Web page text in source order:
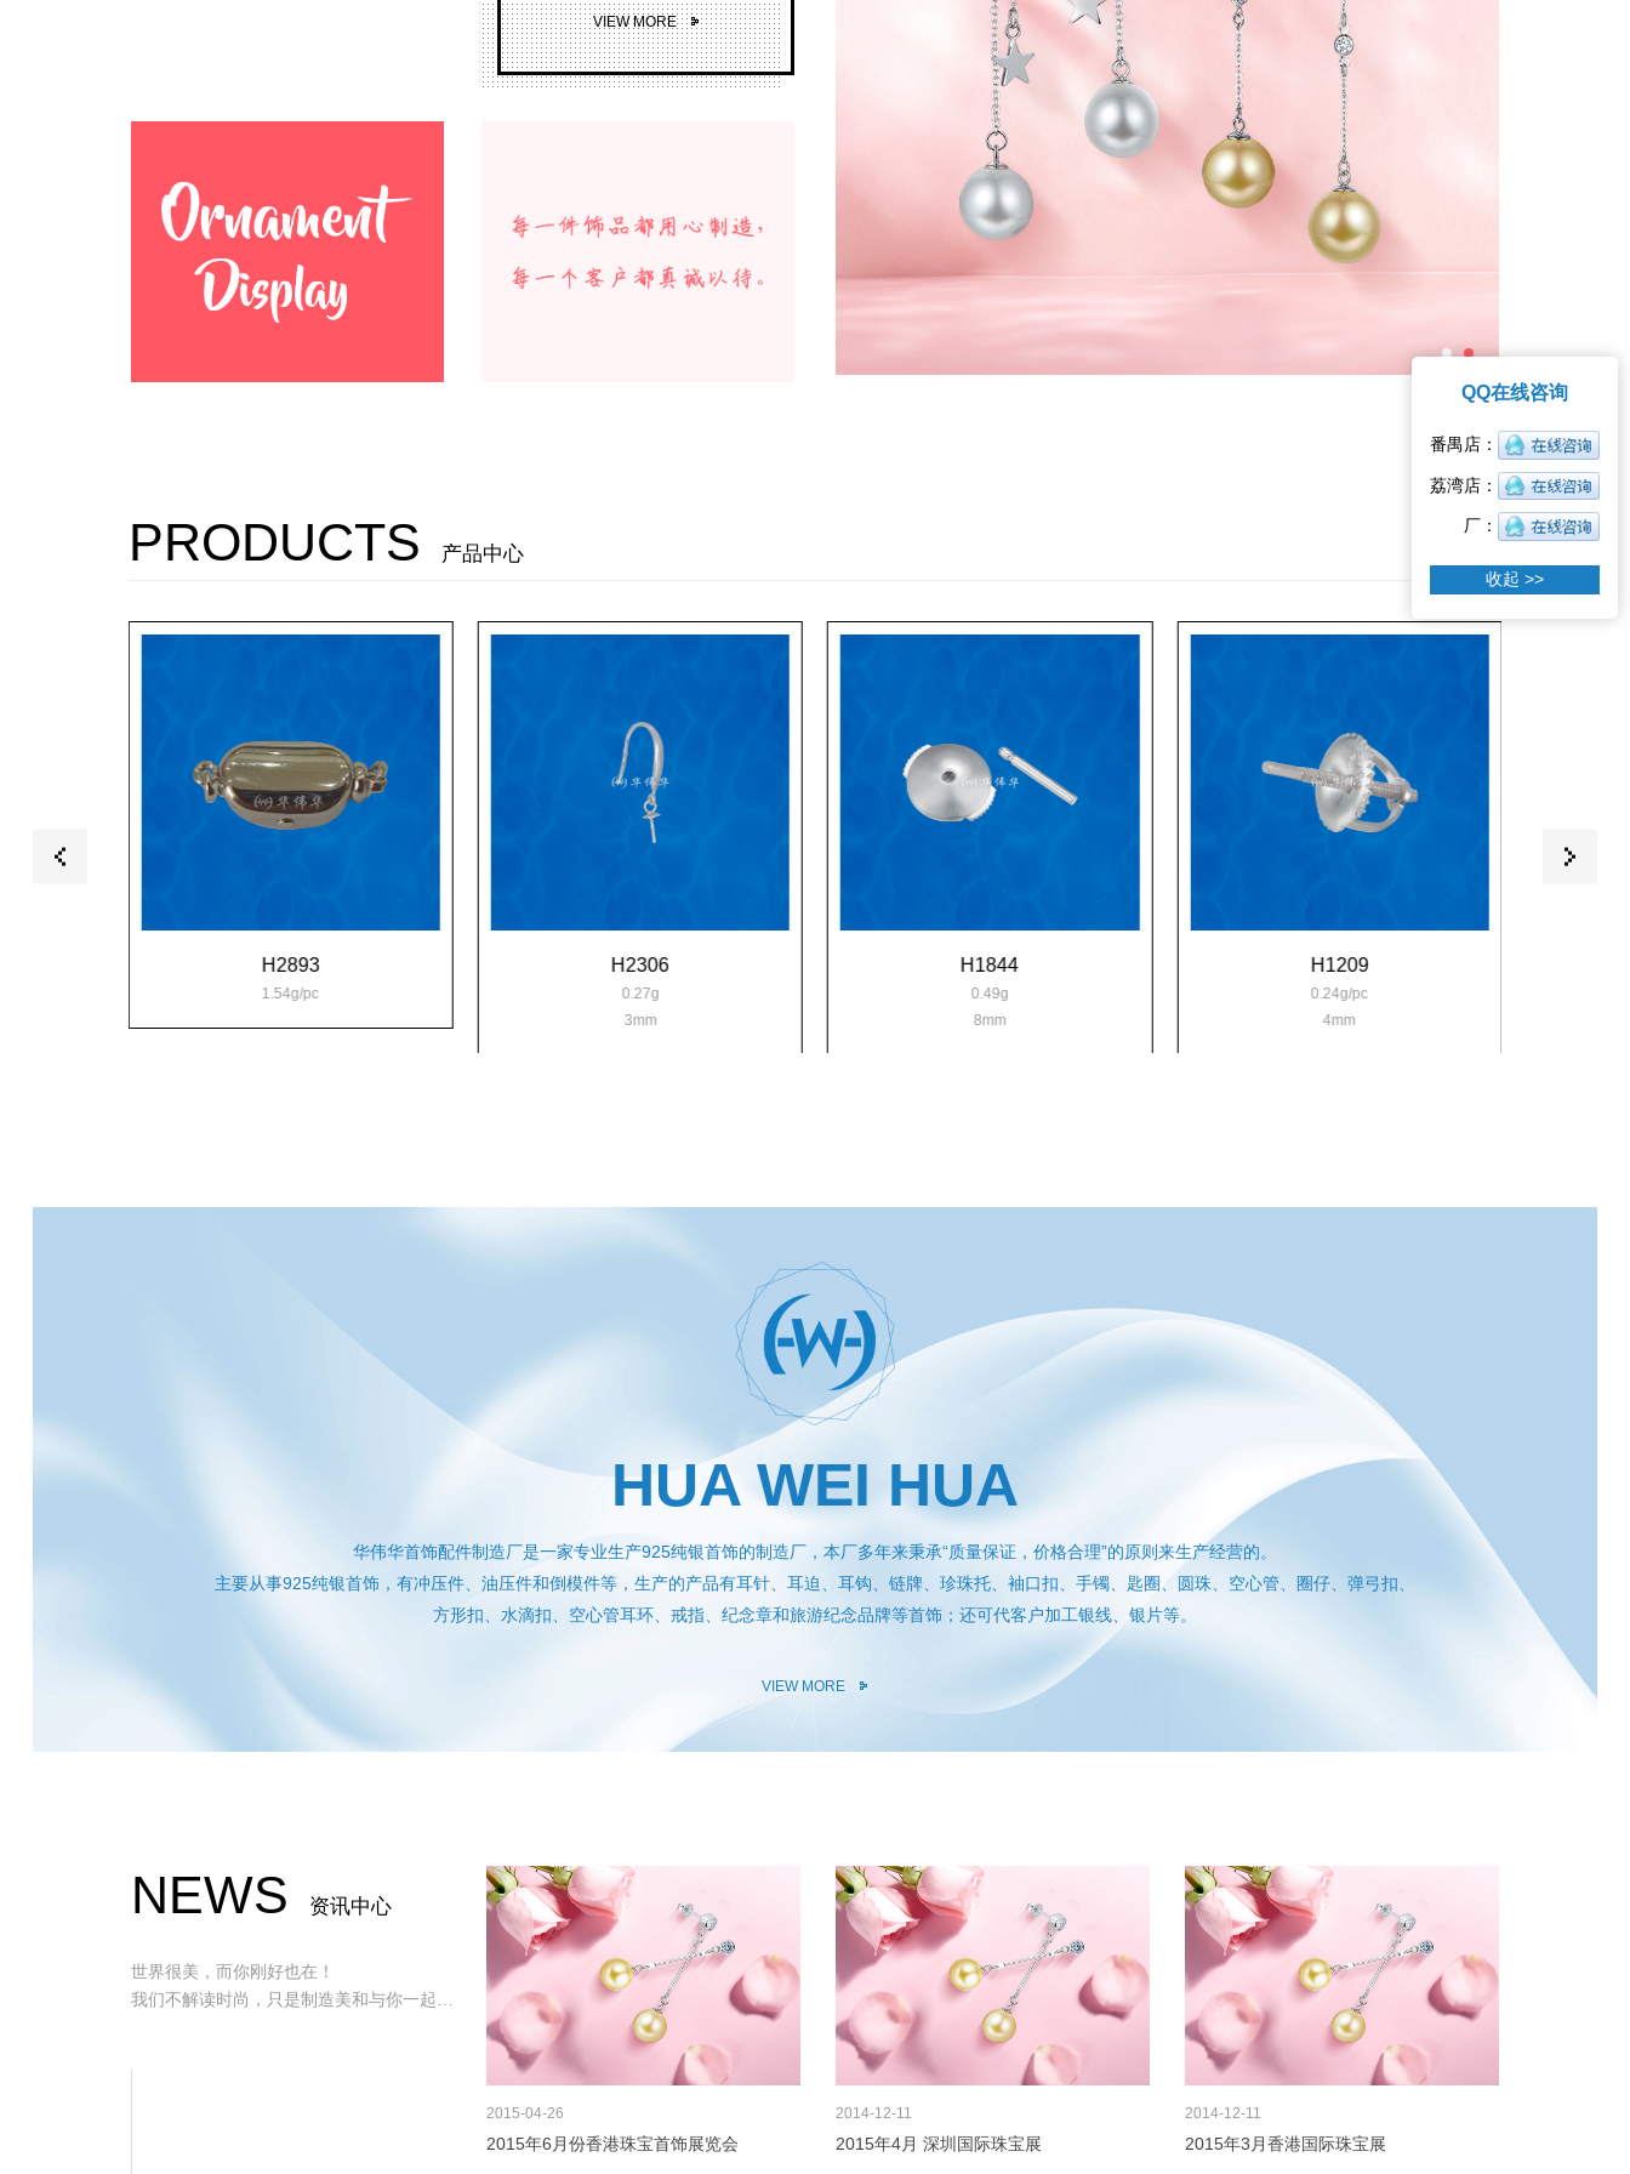
VIEW MORE
PRODUCTS 产品中心
H2893
1.54g/pc
H2306
0.27g
3mm
H1844
0.49g
8mm
H1209
0.24g/pc
4mm
HUA WEI HUA
华伟华首饰配件制造厂是一家专业生产925纯银首饰的制造厂，本厂多年来秉承“质量保证，价格合理”的原则来生产经营的。
主要从事925纯银首饰，有冲压件、油压件和倒模件等，生产的产品有耳针、耳迫、耳钩、链牌、珍珠托、袖口扣、手镯、匙圈、圆珠、空心管、圈仔、弹弓扣、
方形扣、水滴扣、空心管耳环、戒指、纪念章和旅游纪念品牌等首饰；还可代客户加工银线、银片等。
VIEW MORE
NEWS 资讯中心
世界很美，而你刚好也在！
我们不解读时尚，只是制造美和与你一起发
2015 04-26
2015年6月份香港珠宝首饰展览会
2014 12-11
2015年4月 深圳国际珠宝展
2014 12-11
2015年3月香港国际珠宝展
QQ在线咨询
收起 >>